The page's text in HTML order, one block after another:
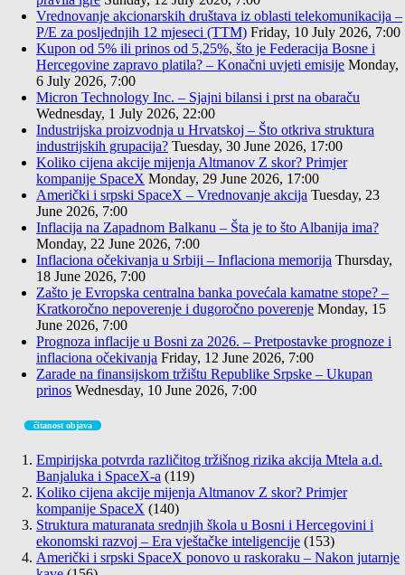
Vrednovanje akcionarskih društava iz oblasti telekomunikacija –
P/E za posljednjih 12 mjeseci (TTM) Friday, 10 July 2026, 7:00
Kupon od 5% ili prinos od 5,25%, što je Federacija Bosne i
Hercegovine zapravo platila? – Konačni uvjeti emisije Monday,
6 July 2026, 7:00
Micron Technology Inc. – Sjajni bilansi i prst na obaraču
Wednesday, 1 July 2026, 22:00
Industrijska proizvodnja u Hrvatskoj – Što otkriva struktura
industrijskih grupacija? Tuesday, 30 June 2026, 17:00
Koliko cijena akcije mijenja Altmanov Z skor? Primjer
kompanije SpaceX Monday, 29 June 2026, 17:00
Američki i srpski SpaceX – Vrednovanje akcija Tuesday, 23
June 2026, 7:00
Inflacija na Zapadnom Balkanu – Šta je to što Albanija ima?
Monday, 22 June 2026, 7:00
Inflaciona očekivanja u Srbiji – Inflaciona memorija Thursday,
18 June 2026, 7:00
Zašto je Evropska centralna banka povećala kamatne stope? –
Kratkoročno nepoverenje i dugoročno poverenje Monday, 15
June 2026, 7:00
Prognoza inflacije u Bosni za 2026. – Pretpostavke prognoze i
inflaciona očekivanja Friday, 12 June 2026, 7:00
Zarade na finansijskom tržištu Republike Srpske – Ukupan
prinos Wednesday, 10 June 2026, 7:00
čitanost objava
Empirijska potvrda različitog tržišnog rizika akcija Mtela a.d.
Banjaluka i SpaceX-a (119)
Koliko cijena akcije mijenja Altmanov Z skor? Primjer
kompanije SpaceX (140)
Struktura maturanata srednjih škola u Bosni i Hercegovini i
ekonomski razvoj – Era vještačke inteligencije (153)
Američki i srpski SpaceX ponovo u raskoraku – Nakon jutarnje